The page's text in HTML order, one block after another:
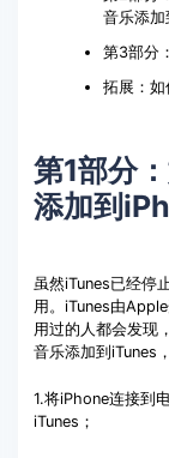
音乐添加
第3部分
拓展：如
第1部分
添加到
虽然iTunes已经停
用。iTunes由
用过的人都会发现
音乐添加到iTunes
1.将iPhone连接到
iTunes；